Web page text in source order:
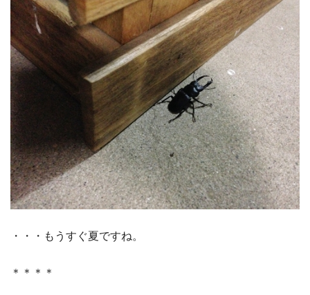
・・・もうすぐ夏ですね。
＊＊＊＊